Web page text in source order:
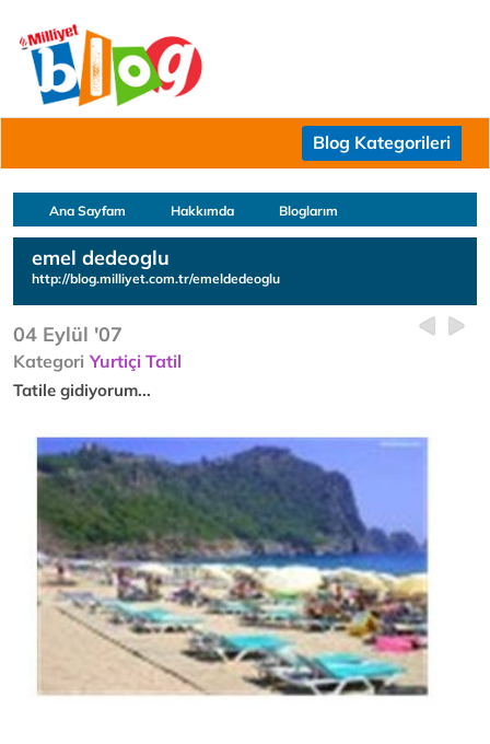
Blog Kategorileri
Ana Sayfam Hakkımda Bloglarım
emel dedeoglu
http://blog.milliyet.com.tr/emeldedeoglu
04 Eylül '07
Kategori Yurtiçi Tatil
Tatile gidiyorum...